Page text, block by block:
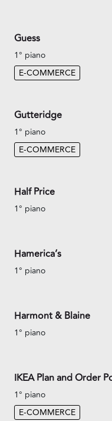
Guess
1° piano
E-COMMERCE
Gutteridge
1° piano
E-COMMERCE
Half Price
1° piano
Hamerica’s
1° piano
Harmont & Blaine
1° piano
IKEA Plan and Order
1° piano
E-COMMERCE